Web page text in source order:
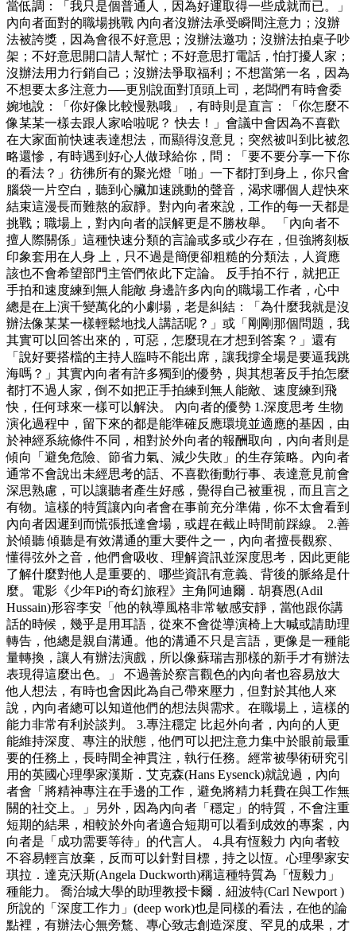
當低調：「我只是個普通人，因為好運取得一些成就而已。」
內向者面對的職場挑戰 內向者沒辦法承受瞬間注意力；沒辦
法被誇獎，因為會很不好意思；沒辦法邀功；沒辦法拍桌子吵
架；不好意思開口請人幫忙；不好意思打電話，怕打擾人家；
沒辦法用力行銷自己；沒辦法爭取福利；不想當第一名，因為
不想要太多注意力──更別說面對頂頭上司，老闆們有時會委
婉地說：「你好像比較慢熟哦」，有時則是直言：「你怎麼不
像某某一樣去跟人家哈啦呢？ 快去！」會議中會因為不喜歡
在大家面前快速表達想法，而顯得沒意見；突然被叫到比被忽
略還慘，有時遇到好心人做球給你，問：「要不要分享一下你
的看法？」彷彿所有的聚光燈「啪」一下都打到身上，你只會
腦袋一片空白，聽到心臟加速跳動的聲音，渴求哪個人趕快來
結束這漫長而難熬的寂靜。對內向者來說，工作的每一天都是
挑戰；職場上，對內向者的誤解更是不勝枚舉。 「內向者不
擅人際關係」這種快速分類的言論或多或少存在，但強將刻板
印象套用在人身 上，只不過是簡便卻粗糙的分類法，人資應
該也不會希望部門主管們依此下定論。 反手拍不行，就把正
手拍和速度練到無人能敵 身邊許多內向的職場工作者，心中
總是在上演千變萬化的小劇場，老是糾結：「為什麼我就是沒
辦法像某某一樣輕鬆地找人講話呢？」或「剛剛那個問題，我
其實可以回答出來的，可惡，怎麼現在才想到答案？」還有
「說好要搭檔的主持人臨時不能出席，讓我撐全場是要逼我跳
海嗎？」其實內向者有許多獨到的優勢，與其想著反手拍怎麼
都打不過人家，倒不如把正手拍練到無人能敵、速度練到飛
快，任何球來一樣可以解決。 內向者的優勢 1.深度思考 生物
演化過程中，留下來的都是能準確反應環境並適應的基因，由
於神經系統條件不同，相對於外向者的報酬取向，內向者則是
傾向「避免危險、節省力氣、減少失敗」的生存策略。內向者
通常不會說出未經思考的話、不喜歡衝動行事、表達意見前會
深思熟慮，可以讓聽者產生好感，覺得自己被重視，而且言之
有物。這樣的特質讓內向者會在事前充分準備，你不太會看到
內向者因遲到而慌張抵達會場，或趕在截止時間前踩線。 2.善
於傾聽 傾聽是有效溝通的重大要件之一，內向者擅長觀察、
懂得弦外之音，他們會吸收、理解資訊並深度思考，因此更能
了解什麼對他人是重要的、哪些資訊有意義、背後的脈絡是什
麼。電影《少年Pi的奇幻旅程》主角阿迪爾．胡賽恩(Adil
Hussain)形容李安「他的執導風格非常敏感安靜，當他跟你講
話的時候，幾乎是用耳語，從來不會從導演椅上大喊或請助理
轉告，他總是親自溝通。他的溝通不只是言語，更像是一種能
量轉換，讓人有辦法演戲，所以像蘇瑞吉那樣的新手才有辦法
表現得這麼出色。」 不過善於察言觀色的內向者也容易放大
他人想法，有時也會因此為自己帶來壓力，但對於其他人來
說，內向者總可以知道他們的想法與需求。在職場上，這樣的
能力非常有利於談判。 3.專注穩定 比起外向者，內向的人更
能維持深度、專注的狀態，他們可以把注意力集中於眼前最重
要的任務上，長時間全神貫注，執行任務。經常被學術研究引
用的英國心理學家漢斯．艾克森(Hans Eysenck)就說過，內向
者會「將精神專注在手邊的工作，避免將精力耗費在與工作無
關的社交上。」另外，因為內向者「穩定」的特質，不會注重
短期的結果，相較於外向者適合短期可以看到成效的專案，內
向者是「成功需要等待」的代言人。 4.具有恆毅力 內向者較
不容易輕言放棄，反而可以針對目標，持之以恆。心理學家安
琪拉．達克沃斯(Angela Duckworth)稱這種特質為「恆毅力」
種能力。 喬治城大學的助理教授卡爾．紐波特(Carl Newport )
所說的「深度工作力」(deep work)也是同樣的看法，在他的論
點裡，有辦法心無旁鶩、專心致志創造深度、罕見的成果，才